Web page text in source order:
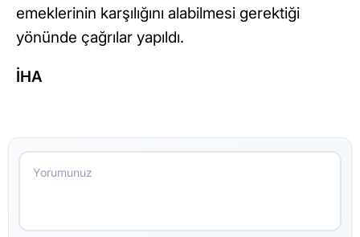
emeklerinin karşılığını alabilmesi gerektiği
yönünde çağrılar yapıldı.
İHA